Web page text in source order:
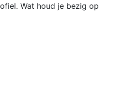
Wat houd je bezig op